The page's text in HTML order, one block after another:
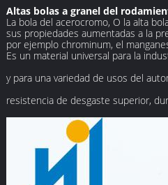
Altas bolas a granel del
La bola del acerocromo, O la alta
sus propiedades aumentadas a la
por ejemplo chrominum, el
Es un material universal para la
y para una variedad de usos del
resistencia de desgaste superior,